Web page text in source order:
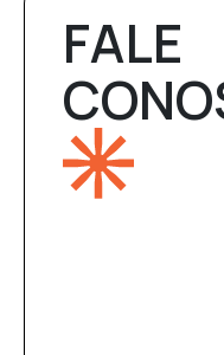
FALE